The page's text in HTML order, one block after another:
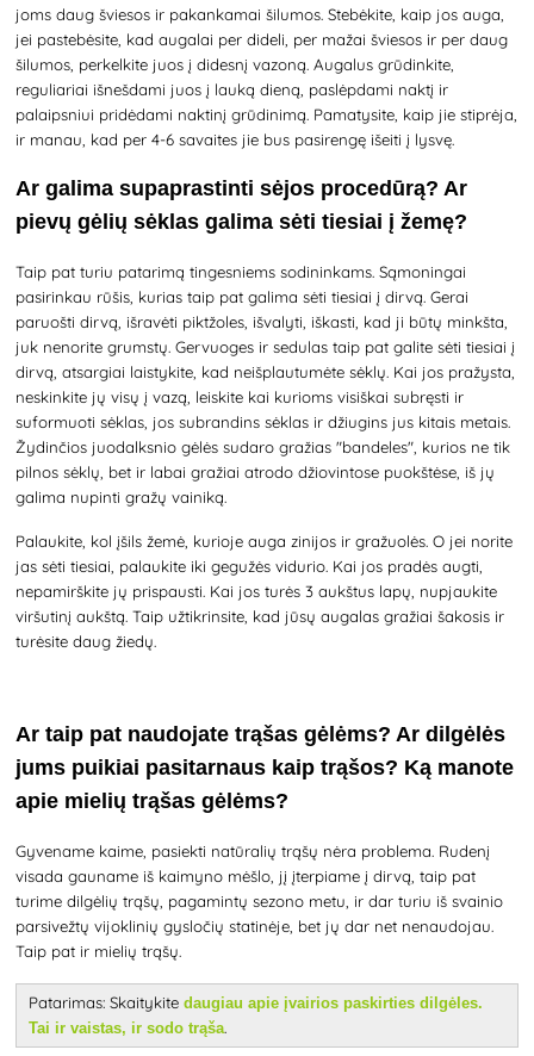
joms daug šviesos ir pakankamai šilumos. Stebėkite, kaip jos auga,
jei pastebėsite, kad augalai per dideli, per mažai šviesos ir per daug
šilumos, perkelkite juos į didesnį vazoną. Augalus grūdinkite,
reguliariai išnešdami juos į lauką dieną, paslėpdami naktį ir
palaipsniui pridėdami naktinį grūdinimą. Pamatysite, kaip jie stiprėja,
ir manau, kad per 4-6 savaites jie bus pasirengę išeiti į lysvę.
Ar galima supaprastinti sėjos procedūrą? Ar
pievų gėlių sėklas galima sėti tiesiai į žemę?
Taip pat turiu patarimą tingesniems sodininkams. Sąmoningai
pasirinkau rūšis, kurias taip pat galima sėti tiesiai į dirvą. Gerai
paruošti dirvą, išravėti piktžoles, išvalyti, iškasti, kad ji būtų minkšta,
juk nenorite grumstų. Gervuoges ir sedulas taip pat galite sėti tiesiai į
dirvą, atsargiai laistykite, kad neišplautumėte sėklų. Kai jos pražysta,
neskinkite jų visų į vazą, leiskite kai kurioms visiškai subręsti ir
suformuoti sėklas, jos subrandins sėklas ir džiugins jus kitais metais.
Žydinčios juodalksnio gėlės sudaro gražias "bandeles", kurios ne tik
pilnos sėklų, bet ir labai gražiai atrodo džiovintose puokštėse, iš jų
galima nupinti gražų vainiką.
Palaukite, kol įšils žemė, kurioje auga zinijos ir gražuolės. O jei norite
jas sėti tiesiai, palaukite iki gegužės vidurio. Kai jos pradės augti,
nepamirškite jų prispausti. Kai jos turės 3 aukštus lapų, nupjaukite
viršutinį aukštą. Taip užtikrinsite, kad jūsų augalas gražiai šakosis ir
turėsite daug žiedų.
Ar taip pat naudojate trąšas gėlėms? Ar dilgėlės
jums puikiai pasitarnaus kaip trąšos? Ką manote
apie mielių trąšas gėlėms?
Gyvename kaime, pasiekti natūralių trąšų nėra problema. Rudenį
visada gauname iš kaimyno mėšlo, jį įterpiame į dirvą, taip pat
turime dilgėlių trąšų, pagamintų sezono metu, ir dar turiu iš svainio
parsivežtų vijoklinių gysločių statinėje, bet jų dar net nenaudojau.
Taip pat ir mielių trąšų.
Patarimas: Skaitykitedaugiau apie įvairios paskirties dilgėles.
Tai ir vaistas, ir sodo trąša.